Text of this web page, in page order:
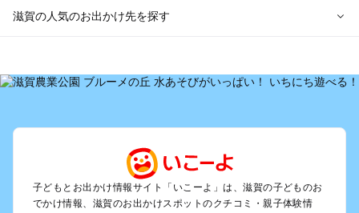
滋賀の人気のお出かけ先を探す
を探す
草津・守山・近江八幡・栗東のプールお出かけ
大津周辺のプールお出かけ
信楽・甲賀のプールお出かけ
湖西（琵琶湖）のプールお出かけ
雄琴・堅田のプールお出かけ
子どもとお出かけ情報サイト「いこーよ」は、滋賀の子どものお
でかけ情報、滋賀のお出かけスポットのクチコミ・親子体験情